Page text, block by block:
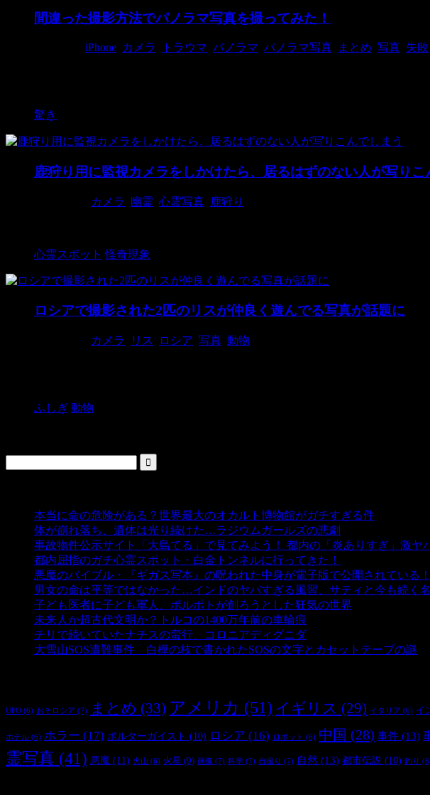
間違った撮影方法でパノラマ写真を撮ってみた！
iPhone カメラ トラウマ パノラマ パノラマ写真 まとめ 写真 失敗
驚き
鹿狩り用に監視カメラをしかけたら、居るはずのない人が写りこ
カメラ 幽霊 心霊写真 鹿狩り
心霊スポット 怪奇現象
ロシアで撮影された2匹のリスが仲良く遊んでる写真が話題に
カメラ リス ロシア 写真 動物
ふしぎ 動物
本当に命の危険がある？世界最大のオカルト博物館がガチすぎる件
体が崩れ落ち、遺体は光り続けた…ラジウムガールズの悲劇
事故物件公示サイト「大島てる」で見てみよう！ 都内の「炎ありすぎ」激ヤ
都内屈指のガチ心霊スポット・白金トンネルに行ってきた！
悪魔のバイブル・『ギガス写本』の呪われた中身が電子版で公開されている！
男女の命は平等ではなかった…インドのヤバすぎる風習、サティと今も続く
子ども医者に子ども軍人、ポルポトが創ろうとした狂気の世界
未来人か超古代文明か？トルコの1400万年前の車輪痕
チリで続いていたナチスの蛮行、コロニアディグニダ- 2,896 ビュー
大雪山SOS遭難事件 白樺の枝で書かれたSOSの文字とカセットテープの謎
UFO (6) おそロシア (7) まとめ (33) アメリカ (51) イギリス (29) イタリア (6) イ
ホテル (6) ホラー (17) ポルターガイスト (10) ロシア (16) ロボット (6) 中国 (28) 事件 (13)
霊写真 (41) 悪魔 (11) 火山 (6) 火星 (9) 画像 (7) 科学 (7) 自撮り (7) 自然 (13) 都市伝説 (10) 釣り